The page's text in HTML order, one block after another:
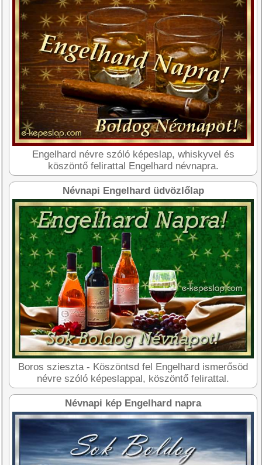
Engelhard névre szóló képeslap, whiskyvel és
köszöntő felirattal Engelhard névnapra.
Névnapi Engelhard üdvözlőlap
Boros szieszta - Köszöntsd fel Engelhard ismerősöd
névre szóló képeslappal, köszöntő felirattal.
Névnapi kép Engelhard napra